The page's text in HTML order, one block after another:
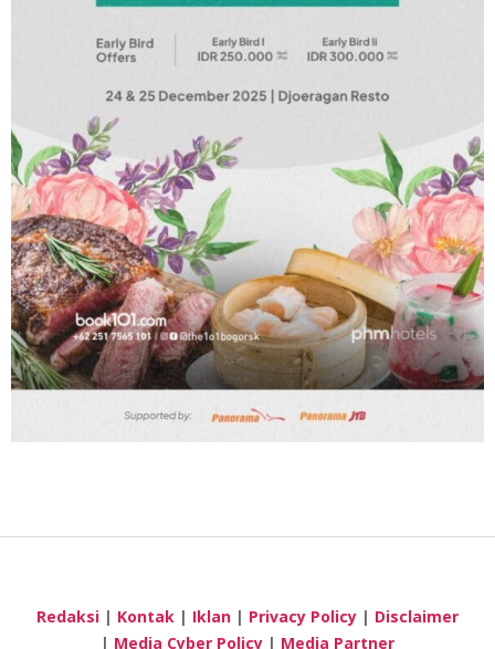
Redaksi | Kontak | Iklan | Privacy Policy | Disclaimer
| Media Cyber Policy | Media Partner